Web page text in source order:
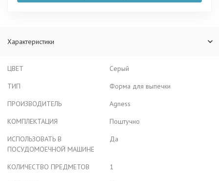
Характеристики
ЦВЕТ
Серый
ТИП
Форма для выпечки
ПРОИЗВОДИТЕЛЬ
Agness
КОМПЛЕКТАЦИЯ
Поштучно
ИСПОЛЬЗОВАТЬ В
ПОСУДОМОЕЧНОЙ МАШИНЕ
Да
КОЛИЧЕСТВО ПРЕДМЕТОВ
1